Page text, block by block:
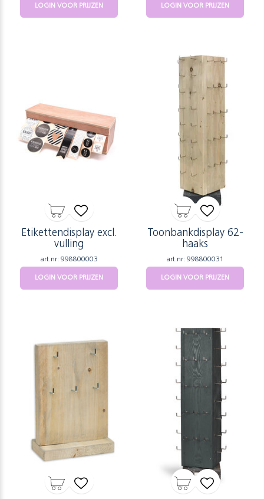
LOGIN VOOR PRIJZEN LOGIN VOOR PRIJZEN
Etikettendisplay excl.
vulling
art.nr: 998800003
LOGIN VOOR PRIJZEN
Toonbankdisplay 62-
haaks
art.nr: 998800031
LOGIN VOOR PRIJZEN